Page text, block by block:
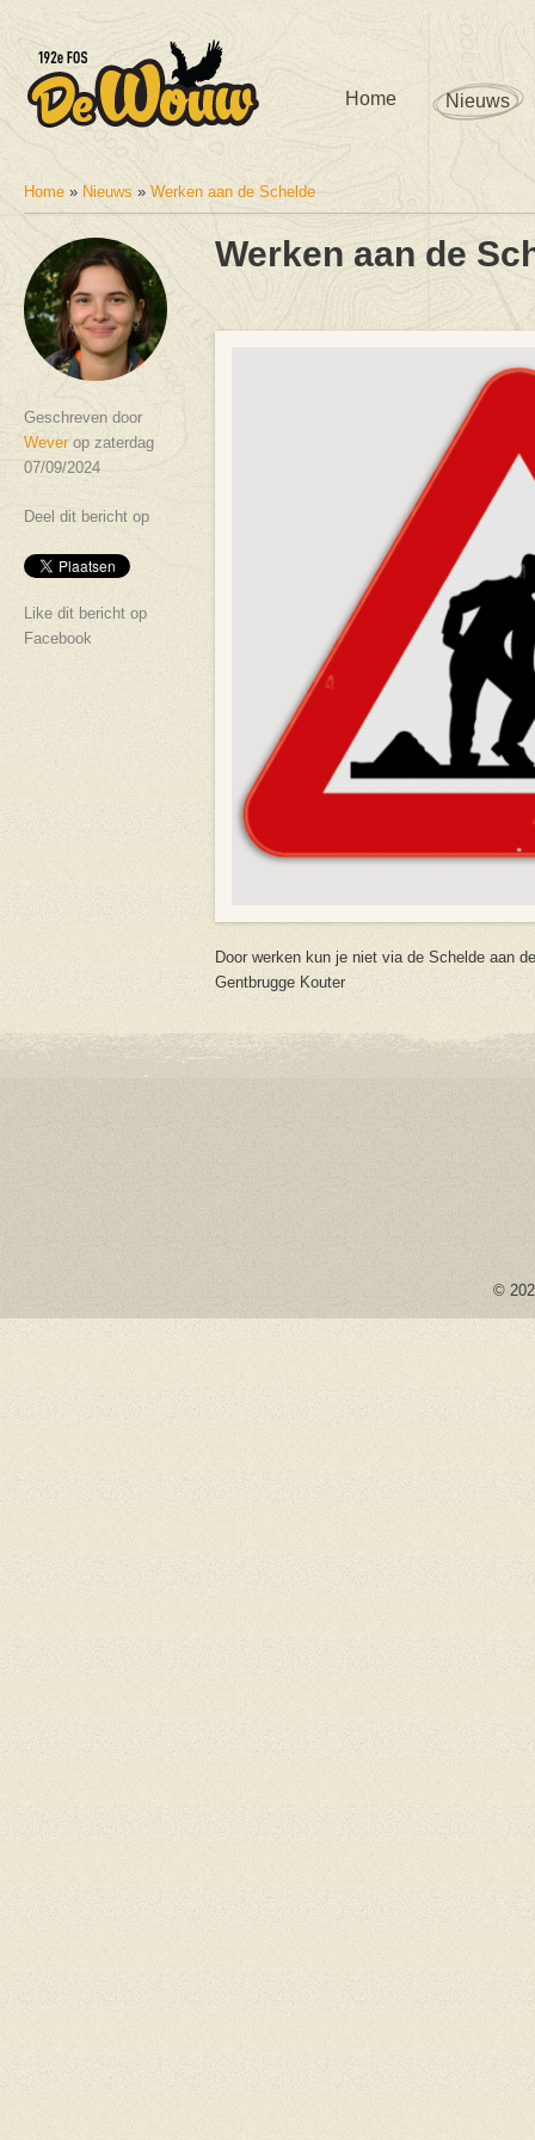
Home Nieuws
U bent hier
Home » Nieuws » Werken aan de Schelde
Geschreven door
Weverop zaterdag
07/09/2024
Deel dit bericht op
Like dit bericht op
Facebook
Werken aan de
Door werken kun je niet via de Schelde aan
Gentbrugge Kouter
©